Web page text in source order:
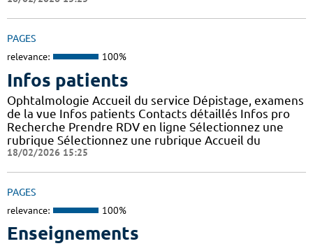
PAGES
relevance: 100%
Infos patients
Ophtalmologie Accueil du service Dépistage, examens
de la vue Infos patients Contacts détaillés Infos pro
Recherche Prendre RDV en ligne Sélectionnez une
rubrique Sélectionnez une rubrique Accueil du
18/02/2026 15:25
PAGES
relevance: 100%
Enseignements